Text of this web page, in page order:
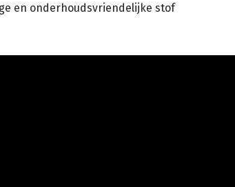
en onderhoudsvriendelijke stof